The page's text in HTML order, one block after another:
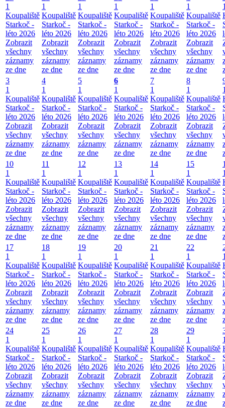
1
Koupaliště
Starkoč -
léto 2026
Zobrazit
všechny
záznamy
ze dne
1
Koupaliště
Starkoč -
léto 2026
Zobrazit
všechny
záznamy
ze dne
1
Koupaliště
Starkoč -
léto 2026
Zobrazit
všechny
záznamy
ze dne
1
Koupaliště
Starkoč -
léto 2026
Zobrazit
všechny
záznamy
ze dne
1
Koupaliště
Starkoč -
léto 2026
Zobrazit
všechny
záznamy
ze dne
1
Koupaliště
Starkoč -
léto 2026
Zobrazit
všechny
záznamy
ze dne
3
1
Koupaliště
Starkoč -
léto 2026
Zobrazit
všechny
záznamy
ze dne
4
1
Koupaliště
Starkoč -
léto 2026
Zobrazit
všechny
záznamy
ze dne
5
1
Koupaliště
Starkoč -
léto 2026
Zobrazit
všechny
záznamy
ze dne
6
1
Koupaliště
Starkoč -
léto 2026
Zobrazit
všechny
záznamy
ze dne
7
1
Koupaliště
Starkoč -
léto 2026
Zobrazit
všechny
záznamy
ze dne
8
1
Koupaliště
Starkoč -
léto 2026
Zobrazit
všechny
záznamy
ze dne
10
1
Koupaliště
Starkoč -
léto 2026
Zobrazit
všechny
záznamy
ze dne
11
1
Koupaliště
Starkoč -
léto 2026
Zobrazit
všechny
záznamy
ze dne
12
1
Koupaliště
Starkoč -
léto 2026
Zobrazit
všechny
záznamy
ze dne
13
1
Koupaliště
Starkoč -
léto 2026
Zobrazit
všechny
záznamy
ze dne
14
1
Koupaliště
Starkoč -
léto 2026
Zobrazit
všechny
záznamy
ze dne
15
1
Koupaliště
Starkoč -
léto 2026
Zobrazit
všechny
záznamy
ze dne
17
1
Koupaliště
Starkoč -
léto 2026
Zobrazit
všechny
záznamy
ze dne
18
1
Koupaliště
Starkoč -
léto 2026
Zobrazit
všechny
záznamy
ze dne
19
1
Koupaliště
Starkoč -
léto 2026
Zobrazit
všechny
záznamy
ze dne
20
1
Koupaliště
Starkoč -
léto 2026
Zobrazit
všechny
záznamy
ze dne
21
1
Koupaliště
Starkoč -
léto 2026
Zobrazit
všechny
záznamy
ze dne
22
1
Koupaliště
Starkoč -
léto 2026
Zobrazit
všechny
záznamy
ze dne
24
1
Koupaliště
Starkoč -
léto 2026
Zobrazit
všechny
záznamy
ze dne
25
1
Koupaliště
Starkoč -
léto 2026
Zobrazit
všechny
záznamy
ze dne
26
1
Koupaliště
Starkoč -
léto 2026
Zobrazit
všechny
záznamy
ze dne
27
1
Koupaliště
Starkoč -
léto 2026
Zobrazit
všechny
záznamy
ze dne
28
1
Koupaliště
Starkoč -
léto 2026
Zobrazit
všechny
záznamy
ze dne
29
1
Koupaliště
Starkoč -
léto 2026
Zobrazit
všechny
záznamy
ze dne